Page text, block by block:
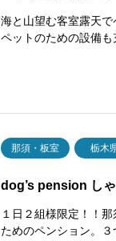
海と山望む客室露天
ペットのための設備
那須・板室 栃木
dog’s pension し
１日２組様限定！！
ためのペンション。